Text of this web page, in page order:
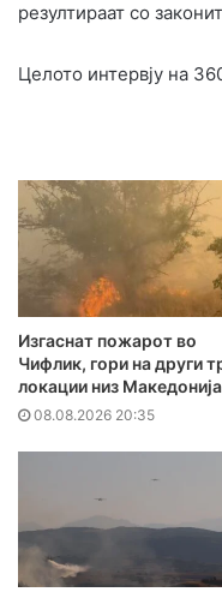
резултираат со
Целото интервју на
Изгаснат пожарот во
Чифлик, гори на други
локации низ Македонија
08.08.2026 20:35